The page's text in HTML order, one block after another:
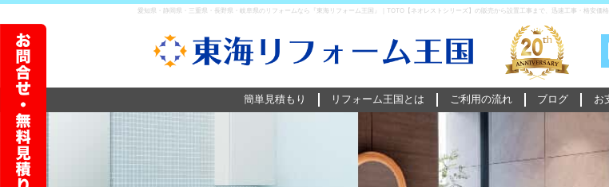
愛知県・静岡県・三重県・長野県・岐阜県のリフォームなら『東海リフォーム王国』｜TOTO【ネオレストシリーズ】の販売から設置工事まで、迅速工事・格安価
簡単見積もり リフォーム王国とは ご利用の流れ ブログ お